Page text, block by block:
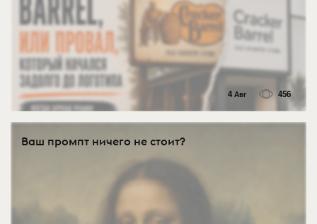
4 Авг 456
Ваш промпт ничего не стоит?